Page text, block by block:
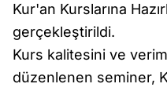
Kur'an Kurslarına
gerçekleştirildi.
Kurs kalitesini ve
düzenlenen seminer,